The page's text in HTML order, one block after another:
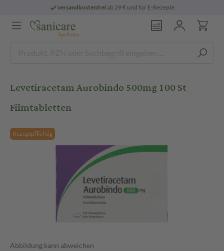
versandkostenfreiab 29 € und für E-Rezepte
Levetiracetam Aurobindo 500mg 100 St
Filmtabletten
Rezeptpflichtig
Abbildung kann abweichen